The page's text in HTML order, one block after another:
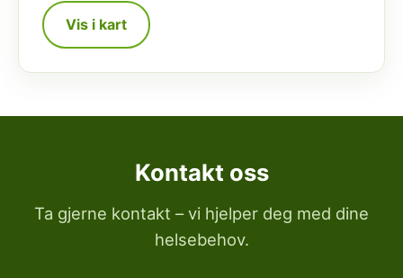
Vis i kart
Kontakt oss
Ta gjerne kontakt – vi hjelper deg med dine
helsebehov.